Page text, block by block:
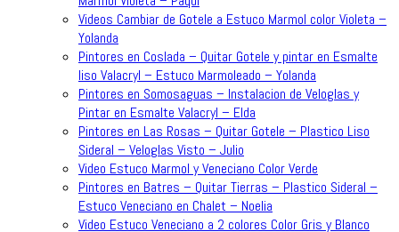
Videos Cambiar de Gotele a Estuco Marmol color Violeta –
Yolanda
Pintores en Coslada – Quitar Gotele y pintar en Esmalte
liso Valacryl – Estuco Marmoleado – Yolanda
Pintores en Somosaguas – Instalacion de Veloglas y
Pintar en Esmalte Valacryl – Elda
Pintores en Las Rosas – Quitar Gotele – Plastico Liso
Sideral – Veloglas Visto – Julio
Video Estuco Marmol y Veneciano Color Verde
Pintores en Batres – Quitar Tierras – Plastico Sideral –
Estuco Veneciano en Chalet – Noelia
Video Estuco Veneciano a 2 colores Color Gris y Blanco